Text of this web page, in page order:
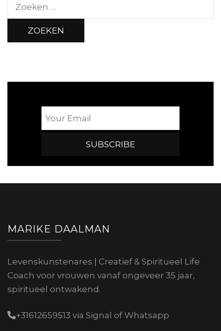
MARIKE DAALMAN
Levenskunstenares | Creatief & Spiritueel Life
Coach voor vrouwen vanaf ongeveer 35 jaar,
spiritueel ontwakend.
+31612659513 via Signal of Whatsapp